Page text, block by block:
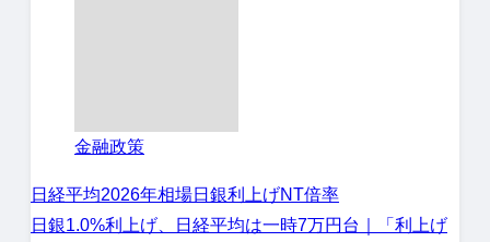
金融政策
日経平均2026年相場日銀利上げNT倍率
日銀1.0%利上げ、日経平均は一時7万円台｜「利上げ